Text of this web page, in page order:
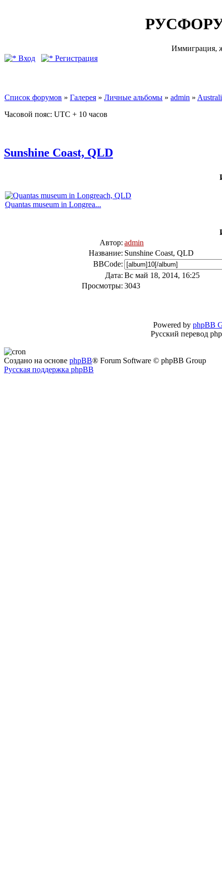
Иммиграция,
Вход
Регистрация
Список форумов » Галерея » Личные альбомы » admin »
Часовой пояс: UTC + 10 часов
Sunshine Coast, QLD
Quantas museum in Longrea...
Автор: admin
Название: Sunshine Coast, QLD
BBCode:
Дата: Вс май 18, 2014, 16:25
Просмотры: 3043
Powered by phpBB
Русский перевод
Создано на основе phpBB® Forum Software © phpBB Group
Русская поддержка phpBB